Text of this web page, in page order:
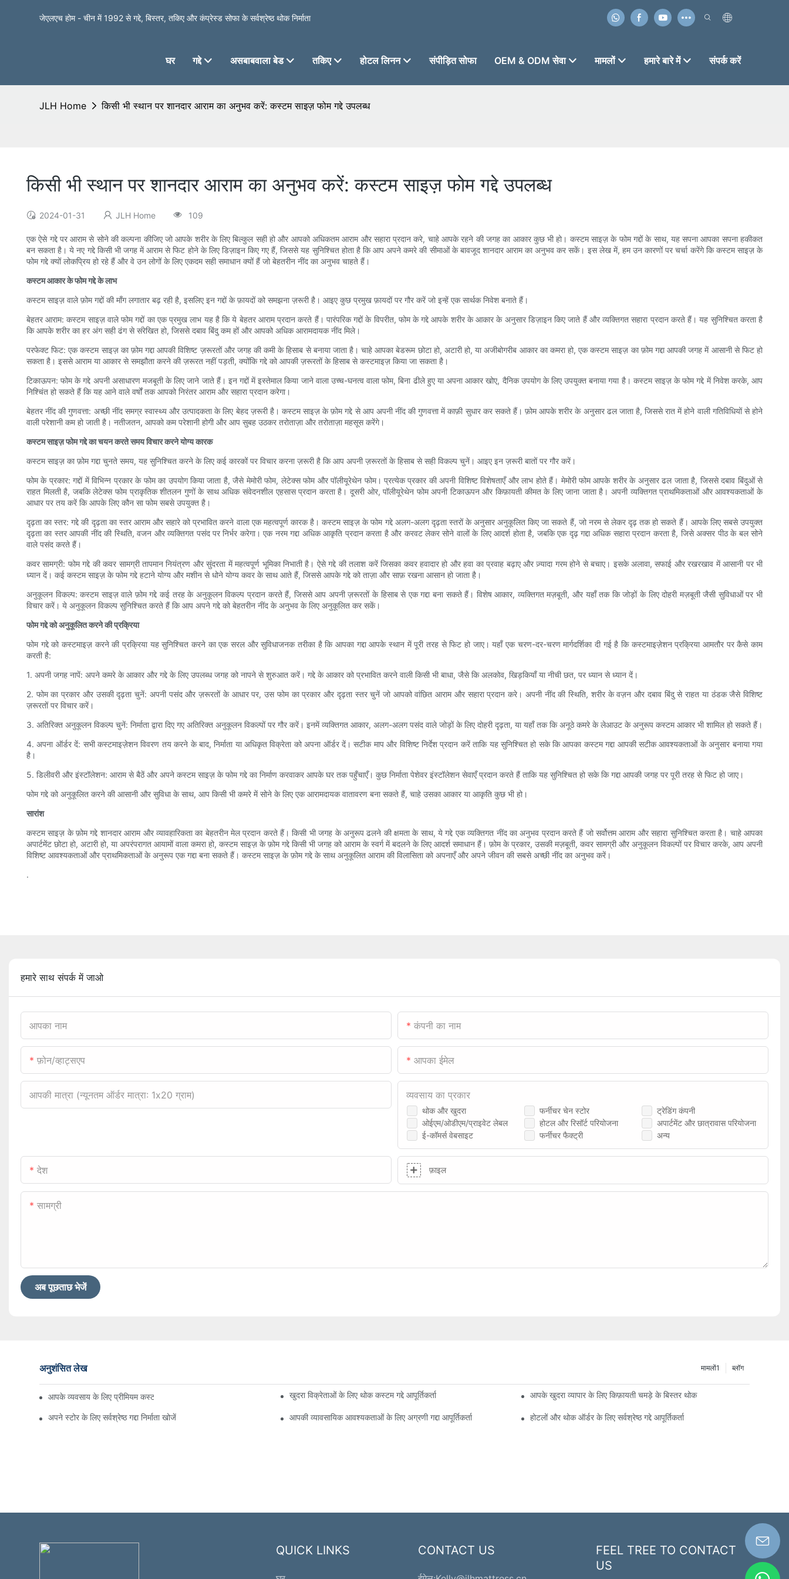
जेएलएच होम - चीन में 1992 से गद्दे, बिस्तर, तकिए और कंप्रेस्ड सोफा के सर्वश्रेष्ठ थोक निर्माता
घर गद्दे असबाबवाला बेड तकिए होटल लिनन संपीड़ित सोफा OEM & ODM सेवा मामलों हमारे बारे में संपर्क करें
JLH Home किसी भी स्थान पर शानदार आराम का अनुभव करें: कस्टम साइज़ फोम गद्दे उपलब्ध
किसी भी स्थान पर शानदार आराम का अनुभव करें: कस्टम साइज़ फोम गद्दे उपलब्ध
2024-01-31 JLH Home 109
एक ऐसे गद्दे पर आराम से सोने की कल्पना कीजिए जो आपके शरीर के लिए बिल्कुल सही हो और आपको अधिकतम आराम और सहारा प्रदान करे, चाहे आपके रहने की जगह का आकार कुछ भी हो। कस्टम साइज़ के फोम गद्दों के साथ, यह सपना आपका सपना हकीकत
बन सकता है। ये नए गद्दे किसी भी जगह में आराम से फिट होने के लिए डिज़ाइन किए गए हैं, जिससे यह सुनिश्चित होता है कि आप अपने कमरे की सीमाओं के बावजूद शानदार आराम का अनुभव कर सकें। इस लेख में, हम उन कारणों पर चर्चा करेंगे कि कस्टम साइज़ के
फोम गद्दे क्यों लोकप्रिय हो रहे हैं और वे उन लोगों के लिए एकदम सही समाधान क्यों हैं जो बेहतरीन नींद का अनुभव चाहते हैं।
कस्टम आकार के फोम गद्दे के लाभ
कस्टम साइज़ वाले फ़ोम गद्दों की माँग लगातार बढ़ रही है, इसलिए इन गद्दों के फ़ायदों को समझना ज़रूरी है। आइए कुछ प्रमुख फ़ायदों पर गौर करें जो इन्हें एक सार्थक निवेश बनाते हैं।
बेहतर आराम: कस्टम साइज़ वाले फोम गद्दों का एक प्रमुख लाभ यह है कि ये बेहतर आराम प्रदान करते हैं। पारंपरिक गद्दों के विपरीत, फोम के गद्दे आपके शरीर के आकार के अनुसार डिज़ाइन किए जाते हैं और व्यक्तिगत सहारा प्रदान करते हैं। यह सुनिश्चित करता है
कि आपके शरीर का हर अंग सही ढंग से संरेखित हो, जिससे दबाव बिंदु कम हों और आपको अधिक आरामदायक नींद मिले।
परफेक्ट फिट: एक कस्टम साइज़ का फ़ोम गद्दा आपकी विशिष्ट ज़रूरतों और जगह की कमी के हिसाब से बनाया जाता है। चाहे आपका बेडरूम छोटा हो, अटारी हो, या अजीबोगरीब आकार का कमरा हो, एक कस्टम साइज़ का फ़ोम गद्दा आपकी जगह में आसानी से फिट हो
सकता है। इससे आराम या आकार से समझौता करने की ज़रूरत नहीं पड़ती, क्योंकि गद्दे को आपकी ज़रूरतों के हिसाब से कस्टमाइज़ किया जा सकता है।
टिकाऊपन: फोम के गद्दे अपनी असाधारण मजबूती के लिए जाने जाते हैं। इन गद्दों में इस्तेमाल किया जाने वाला उच्च-घनत्व वाला फोम, बिना ढीले हुए या अपना आकार खोए, दैनिक उपयोग के लिए उपयुक्त बनाया गया है। कस्टम साइज़ के फोम गद्दे में निवेश करके, आप
निश्चिंत हो सकते हैं कि यह आने वाले वर्षों तक आपको निरंतर आराम और सहारा प्रदान करेगा।
बेहतर नींद की गुणवत्ता: अच्छी नींद समग्र स्वास्थ्य और उत्पादकता के लिए बेहद ज़रूरी है। कस्टम साइज़ के फ़ोम गद्दे से आप अपनी नींद की गुणवत्ता में काफ़ी सुधार कर सकते हैं। फ़ोम आपके शरीर के अनुसार ढल जाता है, जिससे रात में होने वाली गतिविधियों से होने
वाली परेशानी कम हो जाती है। नतीजतन, आपको कम परेशानी होगी और आप सुबह उठकर तरोताज़ा और तरोताज़ा महसूस करेंगे।
कस्टम साइज़ फोम गद्दे का चयन करते समय विचार करने योग्य कारक
कस्टम साइज़ का फ़ोम गद्दा चुनते समय, यह सुनिश्चित करने के लिए कई कारकों पर विचार करना ज़रूरी है कि आप अपनी ज़रूरतों के हिसाब से सही विकल्प चुनें। आइए इन ज़रूरी बातों पर गौर करें।
फोम के प्रकार: गद्दों में विभिन्न प्रकार के फोम का उपयोग किया जाता है, जैसे मेमोरी फोम, लेटेक्स फोम और पॉलीयूरेथेन फोम। प्रत्येक प्रकार की अपनी विशिष्ट विशेषताएँ और लाभ होते हैं। मेमोरी फोम आपके शरीर के अनुसार ढल जाता है, जिससे दबाव बिंदुओं से
राहत मिलती है, जबकि लेटेक्स फोम प्राकृतिक शीतलन गुणों के साथ अधिक संवेदनशील एहसास प्रदान करता है। दूसरी ओर, पॉलीयूरेथेन फोम अपनी टिकाऊपन और किफ़ायती कीमत के लिए जाना जाता है। अपनी व्यक्तिगत प्राथमिकताओं और आवश्यकताओं के
आधार पर तय करें कि आपके लिए कौन सा फोम सबसे उपयुक्त है।
दृढ़ता का स्तर: गद्दे की दृढ़ता का स्तर आराम और सहारे को प्रभावित करने वाला एक महत्वपूर्ण कारक है। कस्टम साइज़ के फोम गद्दे अलग-अलग दृढ़ता स्तरों के अनुसार अनुकूलित किए जा सकते हैं, जो नरम से लेकर दृढ़ तक हो सकते हैं। आपके लिए सबसे उपयुक्त
दृढ़ता का स्तर आपकी नींद की स्थिति, वजन और व्यक्तिगत पसंद पर निर्भर करेगा। एक नरम गद्दा अधिक आकृति प्रदान करता है और करवट लेकर सोने वालों के लिए आदर्श होता है, जबकि एक दृढ़ गद्दा अधिक सहारा प्रदान करता है, जिसे अक्सर पीठ के बल सोने
वाले पसंद करते हैं।
कवर सामग्री: फोम गद्दे की कवर सामग्री तापमान नियंत्रण और सुंदरता में महत्वपूर्ण भूमिका निभाती है। ऐसे गद्दे की तलाश करें जिसका कवर हवादार हो और हवा का प्रवाह बढ़ाए और ज़्यादा गरम होने से बचाए। इसके अलावा, सफाई और रखरखाव में आसानी पर भी
ध्यान दें। कई कस्टम साइज़ के फोम गद्दे हटाने योग्य और मशीन से धोने योग्य कवर के साथ आते हैं, जिससे आपके गद्दे को ताज़ा और साफ़ रखना आसान हो जाता है।
अनुकूलन विकल्प: कस्टम साइज़ वाले फ़ोम गद्दे कई तरह के अनुकूलन विकल्प प्रदान करते हैं, जिससे आप अपनी ज़रूरतों के हिसाब से एक गद्दा बना सकते हैं। विशेष आकार, व्यक्तिगत मज़बूती, और यहाँ तक कि जोड़ों के लिए दोहरी मज़बूती जैसी सुविधाओं पर भी
विचार करें। ये अनुकूलन विकल्प सुनिश्चित करते हैं कि आप अपने गद्दे को बेहतरीन नींद के अनुभव के लिए अनुकूलित कर सकें।
फोम गद्दे को अनुकूलित करने की प्रक्रिया
फोम गद्दे को कस्टमाइज़ करने की प्रक्रिया यह सुनिश्चित करने का एक सरल और सुविधाजनक तरीका है कि आपका गद्दा आपके स्थान में पूरी तरह से फिट हो जाए। यहाँ एक चरण-दर-चरण मार्गदर्शिका दी गई है कि कस्टमाइज़ेशन प्रक्रिया आमतौर पर कैसे काम
करती है:
1. अपनी जगह नापें: अपने कमरे के आकार और गद्दे के लिए उपलब्ध जगह को नापने से शुरुआत करें। गद्दे के आकार को प्रभावित करने वाली किसी भी बाधा, जैसे कि अलकोव, खिड़कियाँ या नीची छत, पर ध्यान से ध्यान दें।
2. फोम का प्रकार और उसकी दृढ़ता चुनें: अपनी पसंद और ज़रूरतों के आधार पर, उस फोम का प्रकार और दृढ़ता स्तर चुनें जो आपको वांछित आराम और सहारा प्रदान करे। अपनी नींद की स्थिति, शरीर के वज़न और दबाव बिंदु से राहत या ठंडक जैसे विशिष्ट
ज़रूरतों पर विचार करें।
3. अतिरिक्त अनुकूलन विकल्प चुनें: निर्माता द्वारा दिए गए अतिरिक्त अनुकूलन विकल्पों पर गौर करें। इनमें व्यक्तिगत आकार, अलग-अलग पसंद वाले जोड़ों के लिए दोहरी दृढ़ता, या यहाँ तक कि अनूठे कमरे के लेआउट के अनुरूप कस्टम आकार भी शामिल हो सकते हैं।
4. अपना ऑर्डर दें: सभी कस्टमाइज़ेशन विवरण तय करने के बाद, निर्माता या अधिकृत विक्रेता को अपना ऑर्डर दें। सटीक माप और विशिष्ट निर्देश प्रदान करें ताकि यह सुनिश्चित हो सके कि आपका कस्टम गद्दा आपकी सटीक आवश्यकताओं के अनुसार बनाया गया
है।
5. डिलीवरी और इंस्टॉलेशन: आराम से बैठें और अपने कस्टम साइज़ के फोम गद्दे का निर्माण करवाकर आपके घर तक पहुँचाएँ। कुछ निर्माता पेशेवर इंस्टॉलेशन सेवाएँ प्रदान करते हैं ताकि यह सुनिश्चित हो सके कि गद्दा आपकी जगह पर पूरी तरह से फिट हो जाए।
फोम गद्दे को अनुकूलित करने की आसानी और सुविधा के साथ, आप किसी भी कमरे में सोने के लिए एक आरामदायक वातावरण बना सकते हैं, चाहे उसका आकार या आकृति कुछ भी हो।
सारांश
कस्टम साइज़ के फ़ोम गद्दे शानदार आराम और व्यावहारिकता का बेहतरीन मेल प्रदान करते हैं। किसी भी जगह के अनुरूप ढलने की क्षमता के साथ, ये गद्दे एक व्यक्तिगत नींद का अनुभव प्रदान करते हैं जो सर्वोत्तम आराम और सहारा सुनिश्चित करता है। चाहे आपका
अपार्टमेंट छोटा हो, अटारी हो, या अपरंपरागत आयामों वाला कमरा हो, कस्टम साइज़ के फ़ोम गद्दे किसी भी जगह को आराम के स्वर्ग में बदलने के लिए आदर्श समाधान हैं। फ़ोम के प्रकार, उसकी मज़बूती, कवर सामग्री और अनुकूलन विकल्पों पर विचार करके, आप अपनी
विशिष्ट आवश्यकताओं और प्राथमिकताओं के अनुरूप एक गद्दा बना सकते हैं। कस्टम साइज़ के फ़ोम गद्दे के साथ अनुकूलित आराम की विलासिता को अपनाएँ और अपने जीवन की सबसे अच्छी नींद का अनुभव करें।
.
हमारे साथ संपर्क में जाओ
आपका नाम कंपनी का नाम
फ़ोन/व्हाट्सएप आपका ईमेल
आपकी मात्रा (न्यूनतम ऑर्डर मात्रा: 1x20 ग्राम)
थोक और खुदरा फर्नीचर चेन स्टोर
ट्रेडिंग कंपनी
ओईएम/ओडीएम/प्राइवेट लेबल
होटल और रिसॉर्ट परियोजना
अपार्टमेंट और छात्रावास परियोजना
ई-कॉमर्स वेबसाइट
फर्नीचर फैक्ट्री अन्य
व्यवसाय का प्रकार
देश फ़ाइल
सामग्री
अब पूछताछ भेजें
अनुशंसित लेख ब्लॉग
मामलों1
आपके व्यवसाय के लिए प्रीमियम कस्टम होटल गद्दा निर्माता खुदरा विक्रेताओं के लिए थोक कस्टम गद्दे आपूर्तिकर्ता आपके खुदरा व्यापार के लिए किफ़ायती चमड़े के बिस्तर थोक
अपने स्टोर के लिए सर्वश्रेष्ठ गद्दा निर्माता खोजें आपकी व्यावसायिक आवश्यकताओं के लिए अग्रणी गद्दा आपूर्तिकर्ता होटलों और थोक ऑर्डर के लिए सर्वश्रेष्ठ गद्दे आपूर्तिकर्ता
QUICK LINKS CONTACT US
FEEL TREE TO CONTACT
US